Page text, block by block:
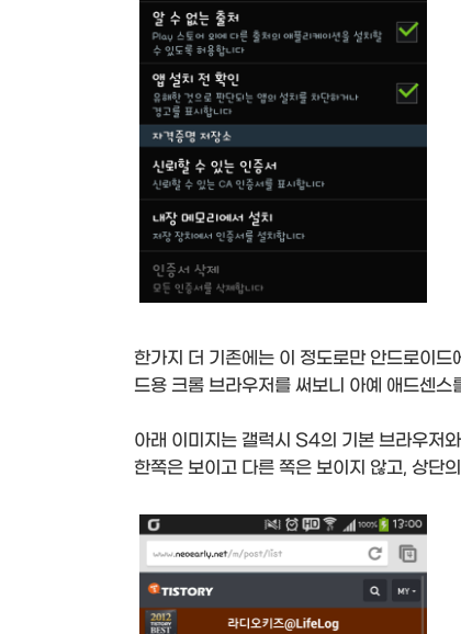
한가지 더 기존에는 이 정도로만 안드로이드
드용 크롬 브라우저를 써보니 아예 애드센
아래 이미지는 갤럭시 S4의 기본 브라우저
한쪽은 보이고 다른 쪽은 보이지 않고, 상단